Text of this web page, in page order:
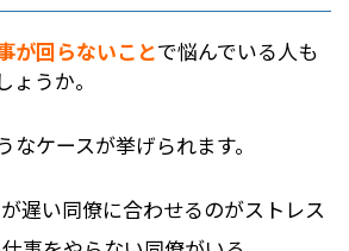
が回らないことで悩んでいる人も
うか。
ケースが挙げられます。
遅い同僚に合わせるのがストレス